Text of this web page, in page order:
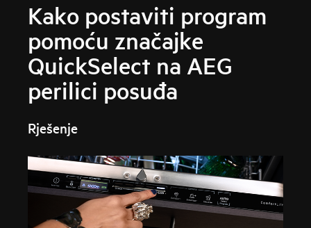
Kako postaviti program
pomoću značajke
QuickSelect na AEG
perilici posuđa
Rješenje